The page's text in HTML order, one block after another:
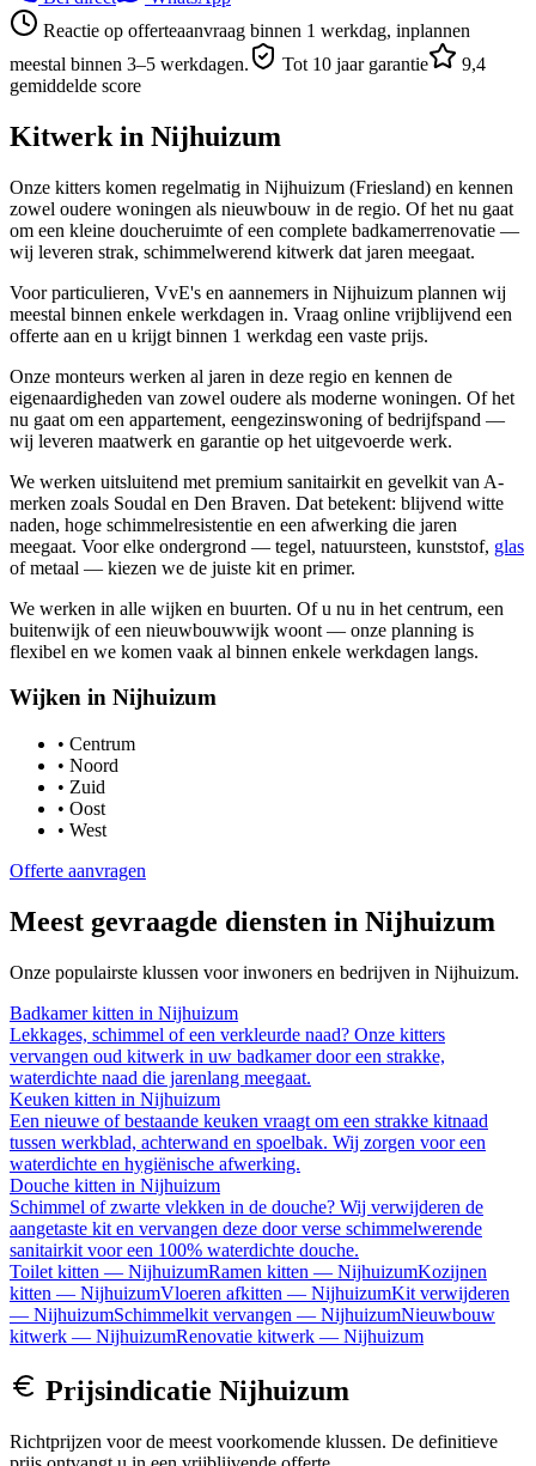
Reactie op offerteaanvraag binnen 1 werkdag, inplannen
meestal binnen 3–5 werkdagen.
Tot 10 jaar garantie
9,4
gemiddelde score
Kitwerk in Nijhuizum
Onze kitters komen regelmatig in Nijhuizum (Friesland) en kennen
zowel oudere woningen als nieuwbouw in de regio. Of het nu gaat
om een kleine doucheruimte of een complete badkamerrenovatie —
wij leveren strak, schimmelwerend kitwerk dat jaren meegaat.
Voor particulieren, VvE's en aannemers in Nijhuizum plannen wij
meestal binnen enkele werkdagen in. Vraag online vrijblijvend een
offerte aan en u krijgt binnen 1 werkdag een vaste prijs.
Onze monteurs werken al jaren in deze regio en kennen de
eigenaardigheden van zowel oudere als moderne woningen. Of het
nu gaat om een appartement, eengezinswoning of bedrijfspand —
wij leveren maatwerk en garantie op het uitgevoerde werk.
We werken uitsluitend met premium sanitairkit en gevelkit van A-
merken zoals Soudal en Den Braven. Dat betekent: blijvend witte
naden, hoge schimmelresistentie en een afwerking die jaren
meegaat. Voor elke ondergrond — tegel, natuursteen, kunststof, glas
of metaal — kiezen we de juiste kit en primer.
We werken in alle wijken en buurten. Of u nu in het centrum, een
buitenwijk of een nieuwbouwwijk woont — onze planning is
flexibel en we komen vaak al binnen enkele werkdagen langs.
Wijken in Nijhuizum
• Centrum
• Noord
• Zuid
• Oost
• West
Offerte aanvragen
Meest gevraagde diensten in Nijhuizum
Onze populairste klussen voor inwoners en bedrijven in Nijhuizum.
Badkamer kitten in Nijhuizum
Lekkages, schimmel of een verkleurde naad? Onze kitters
vervangen oud kitwerk in uw badkamer door een strakke,
waterdichte naad die jarenlang meegaat.
Keuken kitten in Nijhuizum
Een nieuwe of bestaande keuken vraagt om een strakke kitnaad
tussen werkblad, achterwand en spoelbak. Wij zorgen voor een
waterdichte en hygiënische afwerking.
Douche kitten in Nijhuizum
Schimmel of zwarte vlekken in de douche? Wij verwijderen de
aangetaste kit en vervangen deze door verse schimmelwerende
sanitairkit voor een 100% waterdichte douche.
Toilet kitten — NijhuizumRamen kitten — NijhuizumKozijnen
kitten — NijhuizumVloeren afkitten — NijhuizumKit verwijderen
— NijhuizumSchimmelkit vervangen — NijhuizumNieuwbouw
kitwerk — NijhuizumRenovatie kitwerk — Nijhuizum
Prijsindicatie Nijhuizum
Richtprijzen voor de meest voorkomende klussen. De definitieve